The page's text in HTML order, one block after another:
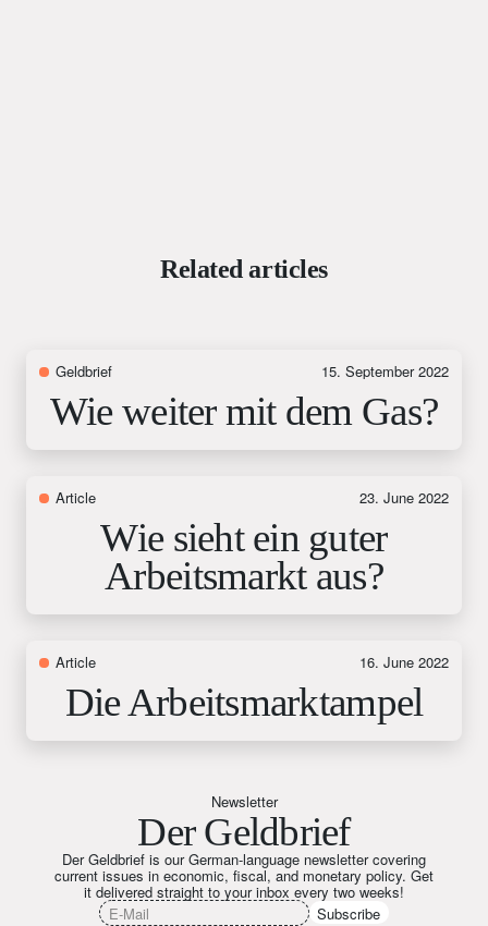
Related articles
Geldbrief 15. September 2022
Wie weiter mit dem Gas?
Article 23. June 2022
Wie sieht ein guter
Arbeitsmarkt aus?
Article 16. June 2022
Die Arbeitsmarktampel
Newsletter
Der Geldbrief
Der Geldbrief is our German-language newsletter covering
current issues in economic, fiscal, and monetary policy. Get
it delivered straight to your inbox every two weeks!